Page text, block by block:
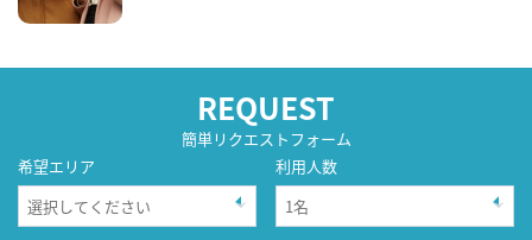
REQUEST
簡単リクエストフォーム
希望エリア
利用人数